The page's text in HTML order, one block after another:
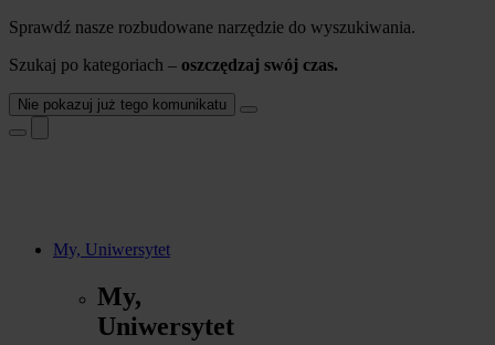
Sprawdź nasze rozbudowane narzędzie do wyszukiwania.
Szukaj po kategoriach – oszczędzaj swój czas.
Nie pokazuj już tego komunikatu
My, Uniwersytet
My,
Uniwersytet